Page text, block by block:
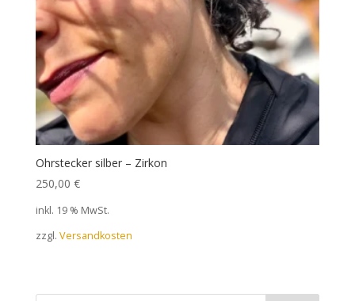
Ohrstecker silber – Zirkon
250,00 €
inkl. 19 % MwSt.
zzgl. Versandkosten